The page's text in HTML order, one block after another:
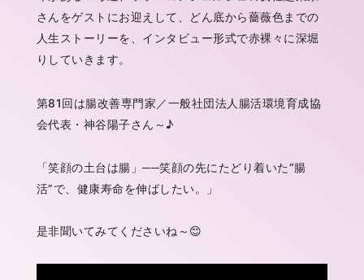
さんをゲストにお迎えして、どん底から薔薇色までの
人生ストーリーを、インタビュー形式で赤裸々に深堀
りしていきます。
第81回は腸改善専門家／一般社団法人腸活環境育成協
会代表・神谷陽子さん～♪
「笑顔の土台は腸」──笑顔の先にたどり着いた“腸
活”で、健康寿命を伸ばしたい。」
是非聞いてみてくださいね～😊